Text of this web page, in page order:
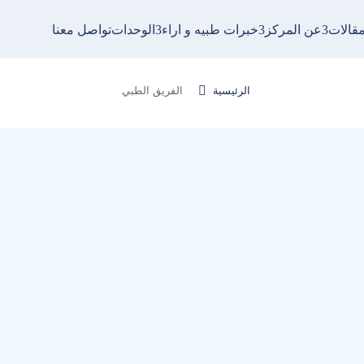
عن المركز خبرات طبيه و اراء الوحداتتواصل معنا الفريق الطبي
الرئيسية  الفريق الطبي